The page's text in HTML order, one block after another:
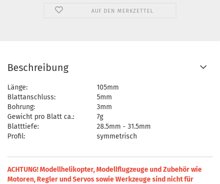
AUF DEN MERKZETTEL
Beschreibung
Länge:
105mm
Blattanschluss:
5mm
Bohrung:
3mm
Gewicht pro Blatt ca.:
7g
Blatttiefe:
28.5mm - 31.5mm
Profil:
symmetrisch
ACHTUNG! Modellhelikopter, Modellflugzeuge und Zubehör wie
Motoren, Regler und Servos sowie Werkzeuge sind nicht für